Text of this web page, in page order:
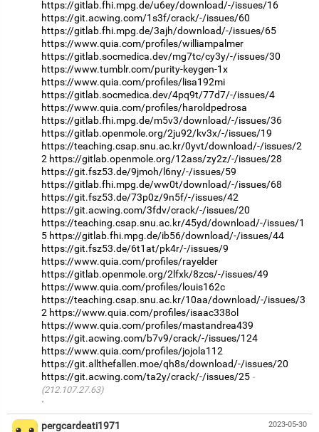
https://gitlab.fhi.mpg.de/u6ey/download/-/issues/16
https://git.acwing.com/1s3f/crack/-/issues/60
https://gitlab.fhi.mpg.de/3ajh/download/-/issues/65
https://www.quia.com/profiles/williampalmer
https://gitlab.socmedica.dev/mg7tc/cy3y/-/issues/30
https://www.tumblr.com/purity-keygen-1x
https://www.quia.com/profiles/lisa192mi
https://gitlab.socmedica.dev/4pq9t/77d7/-/issues/4
https://www.quia.com/profiles/haroldpedrosa
https://gitlab.fhi.mpg.de/m5v3/download/-/issues/36
https://gitlab.openmole.org/2ju92/kv3x/-/issues/19
https://teaching.csap.snu.ac.kr/0yvt/download/-/issues/2
2 https://gitlab.openmole.org/12ass/zy2z/-/issues/28
https://git.fsz53.de/9jmoh/l6ny/-/issues/59
https://gitlab.fhi.mpg.de/ww0t/download/-/issues/68
https://git.fsz53.de/73p0z/9n5f/-/issues/42
https://git.acwing.com/3fdv/crack/-/issues/20
https://teaching.csap.snu.ac.kr/45yd/download/-/issues/1
5 https://gitlab.fhi.mpg.de/ib56/download/-/issues/44
https://git.fsz53.de/6t1at/pk4r/-/issues/9
https://www.quia.com/profiles/rayelder
https://gitlab.openmole.org/2lfxk/8zcs/-/issues/49
https://www.quia.com/profiles/louis162c
https://teaching.csap.snu.ac.kr/10aa/download/-/issues/3
2 https://www.quia.com/profiles/isaac338ol
https://www.quia.com/profiles/mastandrea439
https://git.acwing.com/b7v9/crack/-/issues/124
https://www.quia.com/profiles/jojola112
https://git.allthefallen.moe/qh8s/download/-/issues/20
https://git.acwing.com/ta2y/crack/-/issues/25
(212.107.27.63)
·
2023-05-30
pergcardeati1971